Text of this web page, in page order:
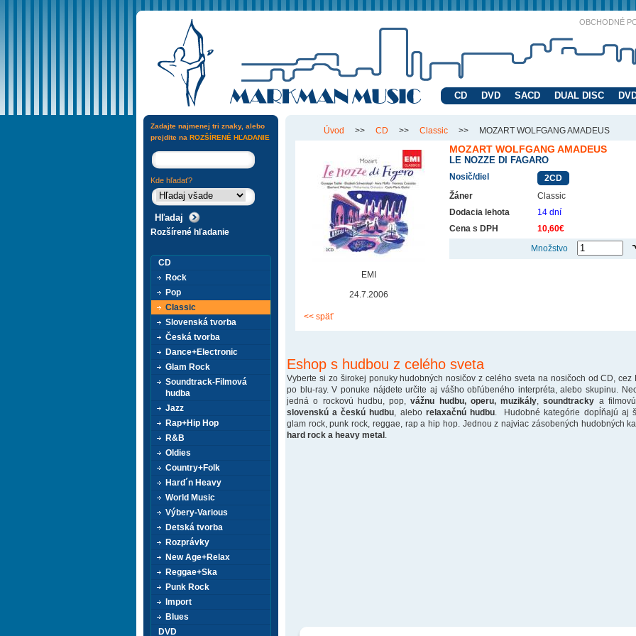
OBCHODNÉ
CD DVD SACD DUAL DISC
Úvod >> CD >> Classic >> MOZART WOLFGANG AMADEUS
EMI
24.7.2006
MOZART WOLFGANG AMADEUS
LE NOZZE DI FAGARO
Nosič/diel
2CD
Žáner
Classic
Dodacia lehota
14 dní
Cena s DPH
10,60€
Množstvo
<< späť
Eshop s hudbou z celého sveta
Vyberte si zo širokej ponuky hudobných nosičov z celého sveta na nosičoch od CD, cez
po blu-ray. V ponuke nájdete určite aj vášho obľúbeného interpréta, alebo skupinu.
jedná o rockovú hudbu, pop,vážnu hudbu, operu, muzikály ,soundtracky a
slovenskú a českú hudbu , alebo relaxačnú hudbu. Hudobné kategórie dopĺňajú aj
glam rock, punk rock, reggae, rap a hip hop. Jednou z najviac zásobených hudobných
hard rock a heavy metal
Zadajte najmenej tri znaky, alebo
prejdite na ROZŠÍRENÉ HĽADANIE
Kde hľadať?
Rozšírené hľadanie
CD
Rock
Pop
Classic
Slovenská tvorba
Česká tvorba
Dance+Electronic
Glam Rock
Soundtrack-Filmová
hudba
Jazz
Rap+Hip Hop
R&B
Oldies
Country+Folk
Hard´n Heavy
World Music
Výbery-Various
Detská tvorba
Rozprávky
New Age+Relax
Reggae+Ska
Punk Rock
Import
Blues
DVD